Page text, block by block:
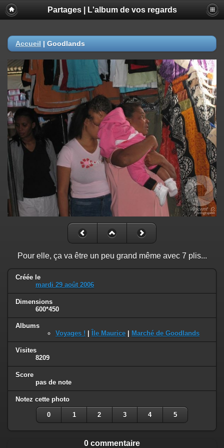
Partages | L'album de vos regards
Accueil | Goodlands
Pour elle, ça va être un peu grand même avec 7 plis...
Créée le
mardi 29 août 2006
Dimensions
600*450
Albums
Voyages !
Île Maurice Marché de Goodlands
Visites
8209
Score
pas de note
Notez cette photo
0 1 2 3 4 5
0 commentaire